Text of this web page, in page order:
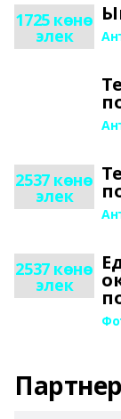
1725 көнө
элек
2537 көнө
элек
2537 көнө
элек